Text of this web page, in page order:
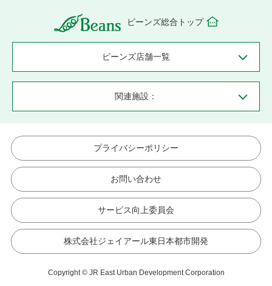
ビーンズ総合トップ
ビーンズ店舗一覧
関連施設：
プライバシーポリシー
お問い合わせ
サービス向上委員会
株式会社ジェイアール東日本都市開発
Copyright © JR East Urban Development Corporation